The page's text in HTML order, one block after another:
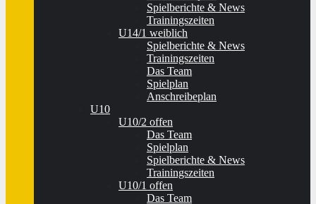
Spielberichte & News
Trainingszeiten
U14/1 weiblich
Spielberichte & News
Trainingszeiten
Das Team
Spielplan
Anschreibeplan
U10
U10/2 offen
Das Team
Spielplan
Spielberichte & News
Trainingszeiten
U10/1 offen
Das Team